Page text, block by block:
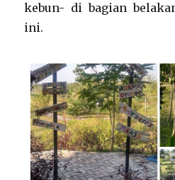
kebun- di bagian
ini.